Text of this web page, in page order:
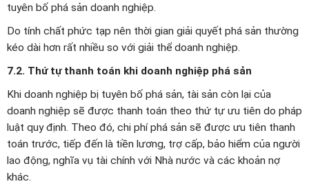
tuyên bố phá sản doanh nghiệp.
Do tính chất phức tạp nên thời gian giải quyết phá sản thường
kéo dài hơn rất nhiều so với giải thể doanh nghiệp.
7.2. Thứ tự thanh toán khi doanh nghiệp phá sản
Khi doanh nghiệp bị tuyên bố phá sản, tài sản còn lại của
doanh nghiệp sẽ được thanh toán theo thứ tự ưu tiên do pháp
luật quy định. Theo đó, chi phí phá sản sẽ được ưu tiên thanh
toán trước, tiếp đến là tiền lương, trợ cấp, bảo hiểm của người
lao động, nghĩa vụ tài chính với Nhà nước và các khoản nợ
khác.